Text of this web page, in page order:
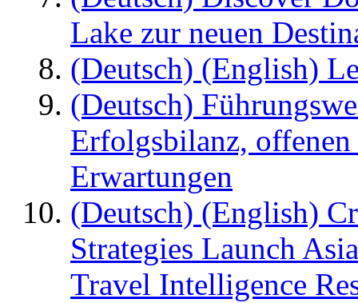
Lake zur neuen
(Deutsch) (English)
(Deutsch)
Erfolgsbilanz,
Erwartungen
(Deutsch) (English)
Strategies Launch
Travel Intelligence